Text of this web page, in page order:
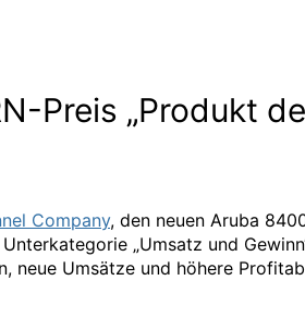
Preis „Produkt
Company, den neuen Aruba
„Umsatz und
neue Umsätze und höhere